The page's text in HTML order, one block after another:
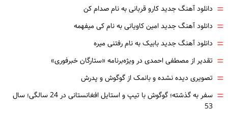
= دانلود آهنگ جدید کارو قربانی به نام صدام کن
= دانلود آهنگ جدید امین کاویانی به نام کی میفهمه
= دانلود آهنگ جدید بابیک به نام رفتنی میره
= تقدیر از مصطفی احمدی در ویژه‌برنامه «ستارگان خبرفوری»
= تصویری دیده نشده و بانمک از گوگوش و پدرش
=
سفر به گذشته؛ گوگوش با تیپ و استایل افغانستانی در 24 سالگی؛ سال
53